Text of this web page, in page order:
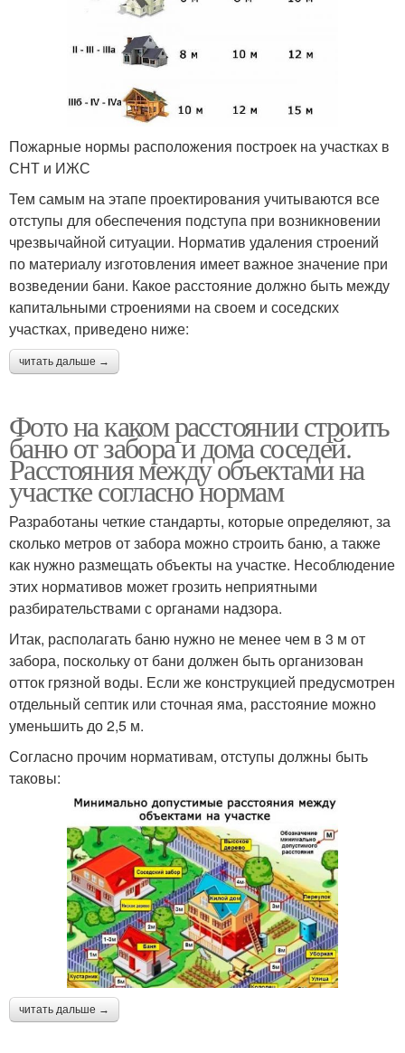
Пожарные нормы расположения построек на участках в
СНТ и ИЖС
Тем самым на этапе проектирования учитываются все
отступы для обеспечения подступа при возникновении
чрезвычайной ситуации. Норматив удаления строений
по материалу изготовления имеет важное значение при
возведении бани. Какое расстояние должно быть между
капитальными строениями на своем и соседских
участках, приведено ниже:
читать дальше →
Фото на каком расстоянии строить
баню от забора и дома соседей.
Расстояния между объектами на
участке согласно нормам
Разработаны четкие стандарты, которые определяют, за
сколько метров от забора можно строить баню, а также
как нужно размещать объекты на участке. Несоблюдение
этих нормативов может грозить неприятными
разбирательствами с органами надзора.
Итак, располагать баню нужно не менее чем в 3 м от
забора, поскольку от бани должен быть организован
отток грязной воды. Если же конструкцией предусмотрен
отдельный септик или сточная яма, расстояние можно
уменьшить до 2,5 м.
Согласно прочим нормативам, отступы должны быть
таковы:
читать дальше →